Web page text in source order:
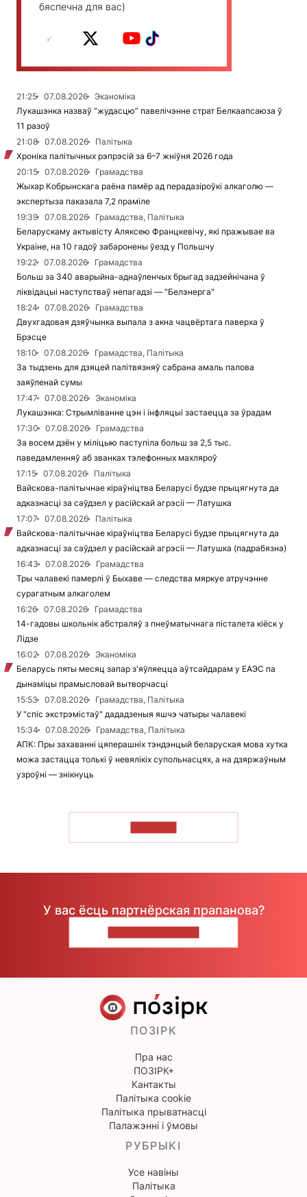
бяспечна для вас)
21:25 07.08.2026
Эканоміка
Лукашэнка назваў “жудасцю” павелічэнне страт Белкаапсаюза ў
11 разоў
21:08
07.08.2026
Палітыка
Хроніка палітычных рэпрэсій за 6–7 жніўня 2026 года
20:15
07.08.2026
Грамадства
Жыхар Кобрынскага раёна памёр ад перадазіроўкі алкаголю —
экспертыза паказала 7,2 праміле
19:39
07.08.2026
Грамадства, Палітыка
Беларускаму актывісту Аляксею Францкевічу, які пражывае ва
Украіне, на 10 гадоў забаронены ўезд у Польшчу
19:22
07.08.2026
Грамадства
Больш за 340 аварыйна-аднаўленчых брыгад задзейнічана ў
ліквідацыі наступстваў непагадзі — "Белэнерга"
18:24
07.08.2026
Грамадства
Двухгадовая дзяўчынка выпала з акна чацвёртага паверха ў
Брэсце
18:10
07.08.2026
Грамадства, Палітыка
За тыдзень для дзяцей палітвязняў сабрана амаль палова
заяўленай сумы
17:47
07.08.2026
Эканоміка
Лукашэнка: Стрымліванне цэн і інфляцыі застаецца за ўрадам
17:30
07.08.2026
Грамадства
За восем дзён у міліцыю паступіла больш за 2,5 тыс.
паведамленняў аб званках тэлефонных махляроў
17:15
07.08.2026
Палітыка
Вайскова-палітычнае кіраўніцтва Беларусі будзе прыцягнута да
адказнасці за саўдзел у расійскай агрэсіі — Латушка
17:07
07.08.2026
Палітыка
Вайскова-палітычнае кіраўніцтва Беларусі будзе прыцягнута да
адказнасці за саўдзел у расійскай агрэсіі — Латушка (падрабязна)
16:43
07.08.2026
Грамадства
Тры чалавекі памерлі ў Быхаве — следства мяркуе атручэнне
сурагатным алкаголем
16:26
07.08.2026
Грамадства
14-гадовы школьнік абстраляў з пнеўматычнага пісталета кіёск у
Лідзе
16:02
07.08.2026
Эканоміка
Беларусь пяты месяц запар з'яўляецца аўтсайдарам у ЕАЭС па
дынаміцы прамысловай вытворчасці
15:53
07.08.2026
Грамадства, Палітыка
У "спіс экстрэмістаў" дададзеныя яшчэ чатыры чалавекі
15:34
07.08.2026
Грамадства, Палітыка
АПК: Пры захаванні цяперашніх тэндэнцый беларуская мова хутка
можа застацца толькі ў невялікіх супольнасцях, а на дзяржаўным
узроўні — знікнуць
У вас ёсць партнёрская прапанова?
ПОЗІРК
Пра нас
ПОЗІРК+
Кантакты
Палітыка cookie
Палітыка прыватнасці
Палажэнні і ўмовы
РУБРЫКІ
Усе навіны
Палітыка